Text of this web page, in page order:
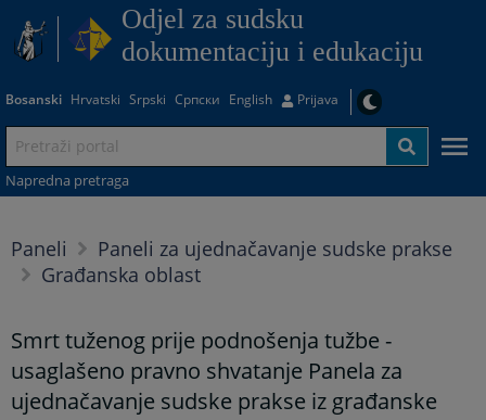
Odjel za sudsku
dokumentaciju i edukaciju
Bosanski Hrvatski Srpski Српски English Prijava
Napredna pretraga
Paneli
Paneli za ujednačavanje sudske prakse
Građanska oblast
Smrt tuženog prije podnošenja tužbe -
usaglašeno pravno shvatanje Panela za
ujednačavanje sudske prakse iz građanske